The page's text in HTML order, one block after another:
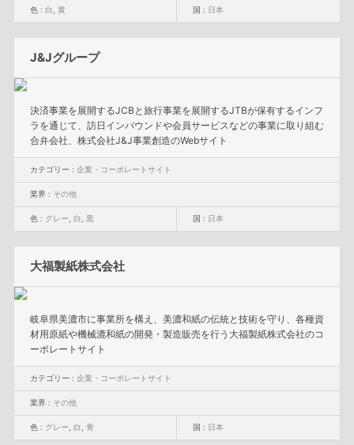
色 : 白 黄 国 : 日本
J&Jグループ
決済事業を展開するJCBと旅行事業を展開するJTBが保有するインフ
ラを通じて、訪日インバウンドや会員サービスなどの事業に取り組む
合弁会社、株式会社J&J事業創造のWebサイト
カテゴリー : 企業・コーポレートサイト
業界 : その他
色 : グレー 白 黒 国 : 日本
大福製紙株式会社
岐阜県美濃市に事業所を構え、美濃和紙の伝統と技術を守り、各種資
材用原紙や機械漉和紙の開発・製造販売を行う大福製紙株式会社のコ
ーポレートサイト
カテゴリー : 企業・コーポレートサイト
業界 : その他
色 : グレー 白 青 国 : 日本